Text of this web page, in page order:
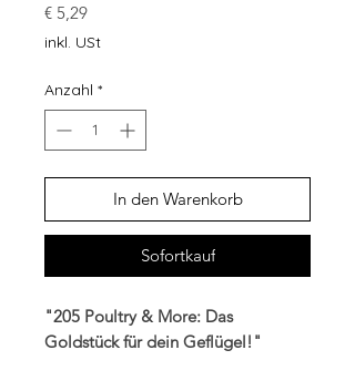
€ 5,29Preis
inkl. USt
Anzahl *
In den Warenkorb
Sofortkauf
"205 Poultry & More: Das
Goldstück für dein Geflügel!"